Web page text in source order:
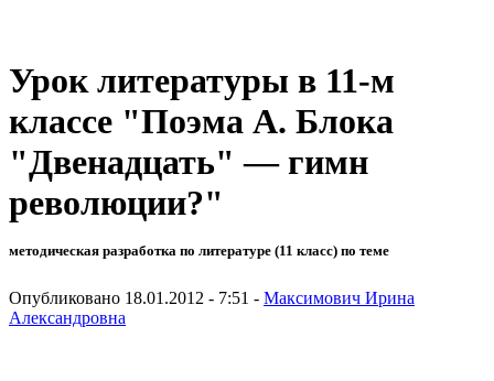
Урок литературы в 11-м
классе "Поэма А. Блока
"Двенадцать" — гимн
революции?"
методическая разработка по литературе (11 класс) по теме
Опубликовано 18.01.2012 - 7:51 - Максимович Ирина
Александровна